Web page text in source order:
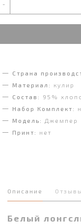
-
Страна
Материал:
кулир
Состав:
95%
Набор Комплект:
Модель:
Джемпер
Принт:
нет
Описание
Белый